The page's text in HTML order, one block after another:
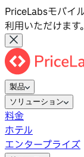
PriceLabsモバイ
利用いただけます。
製品
ソリューション
料金
ホテル
エンタープライズ